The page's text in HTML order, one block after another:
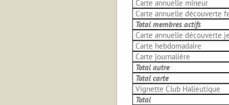
Carte annuelle mineur
Carte annuelle découverte
Total membres actifs
Carte annuelle découverte
Carte hebdomadaire
Carte journalière
Total autre
Total carte
Vignette Club Halieutique
Total